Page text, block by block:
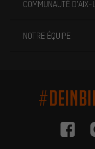
COMMUNAUTÉ
NOTRE ÉQUIPE